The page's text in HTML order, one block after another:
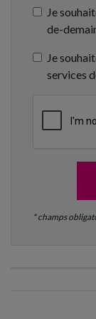
Je
de-
Je
services
* champs